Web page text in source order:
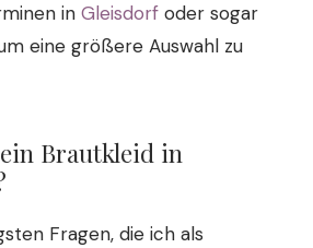
in Gleisdorf oder sogar
eine größere Auswahl zu
Brautkleid in
Fragen, die ich als